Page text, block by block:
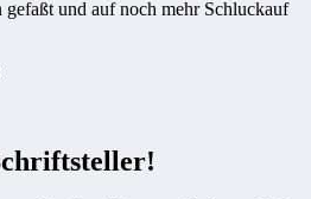
und auf noch mehr Schluckauf